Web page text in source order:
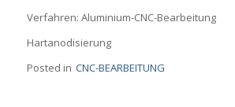
Verfahren: Aluminium-CNC-Bearbeitung
Hartanodisierung
Posted in CNC-BEARBEITUNG